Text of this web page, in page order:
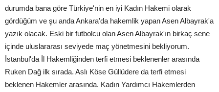
durumda bana göre Türkiye'nin en iyi Kadın Hakemi olarak
gördüğüm ve şu anda Ankara'da hakemlik yapan Asen Albayrak'a
yazık olacak. Eski bir futbolcu olan Asen Albayrak'ın birkaç sene
içinde uluslararası seviyede maç yönetmesini bekliyorum.
İstanbul'da İl Hakemliğinden terfi etmesi beklenenler arasında
Ruken Dağ ilk sırada. Aslı Köse Güllüdere da terfi etmesi
beklenen Hakemler arasında. Kadın Yardımcı Hakemlerden